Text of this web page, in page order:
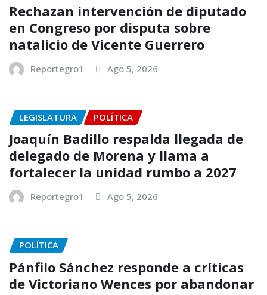
Rechazan intervención de diputado
en Congreso por disputa sobre
natalicio de Vicente Guerrero
Reportegro1 Ago 5, 2026
LEGISLATURA POLÍTICA
Joaquín Badillo respalda llegada de
delegado de Morena y llama a
fortalecer la unidad rumbo a 2027
Reportegro1 Ago 5, 2026
POLÍTICA
Pánfilo Sánchez responde a críticas
de Victoriano Wences por abandonar